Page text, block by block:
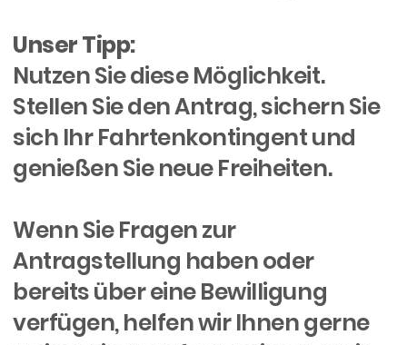
Unser Tipp:
Nutzen Sie diese Möglichkeit.
Stellen Sie den Antrag, sichern Sie
sich Ihr Fahrtenkontingent und
genießen Sie neue Freiheiten.
Wenn Sie Fragen zur
Antragstellung haben oder
bereits über eine Bewilligung
verfügen, helfen wir Ihnen gerne